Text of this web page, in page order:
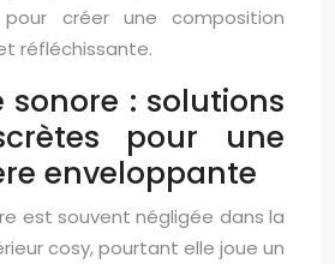
créer une composition
réfléchissante.
sonore : solutions
pour une
enveloppante
est souvent négligée dans la
cosy, pourtant elle joue un